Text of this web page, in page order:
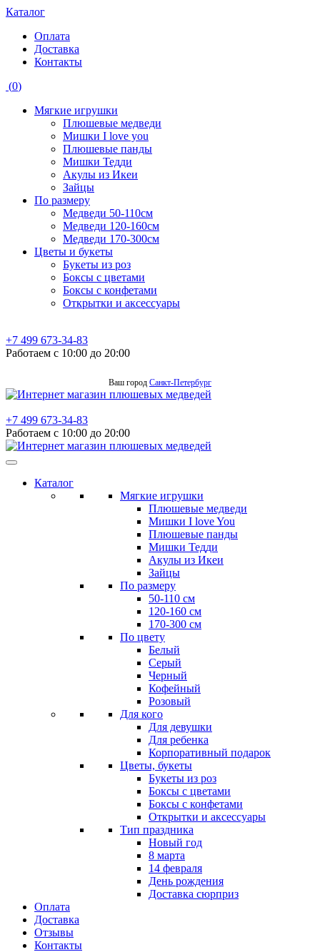
Каталог
Оплата
Доставка
Контакты
(0)
Мягкие игрушки
Плюшевые медведи
Мишки I love you
Плюшевые панды
Мишки Тедди
Акулы из Икеи
Зайцы
По размеру
Медведи 50-110см
Медведи 120-160см
Медведи 170-300см
Цветы и букеты
Букеты из роз
Боксы с цветами
Боксы с конфетами
Открытки и аксессуары
+7 499 673-34-83
Работаем с 10:00 до 20:00
Ваш город Санкт-Петербург
+7 499 673-34-83
Работаем с 10:00 до 20:00
Каталог
Мягкие игрушки
Плюшевые медведи
Мишки I love You
Плюшевые панды
Мишки Тедди
Акулы из Икеи
Зайцы
По размеру
50-110 см
120-160 см
170-300 см
По цвету
Белый
Серый
Черный
Кофейный
Розовый
Для кого
Для девушки
Для ребенка
Корпоративный подарок
Цветы, букеты
Букеты из роз
Боксы с цветами
Боксы с конфетами
Открытки и аксессуары
Тип праздника
Новый год
8 марта
14 февраля
День рождения
Доставка сюрприз
Оплата
Доставка
Отзывы
Контакты